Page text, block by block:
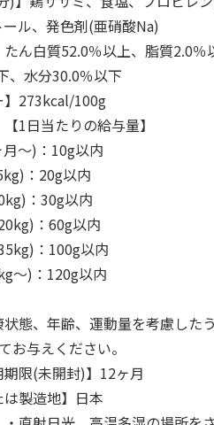
レ 飛び散
円
・税込)
獣医師開発 ニオイ
レー
1,550円
(送料別・税込)
…
ル、発色剤(亜硝酸Na)
たん白質52.0％以上、脂質2.0％
、水分30.0％以下
】273kcal/100g
【1日当たりの給与量】
～)：10g以内
：20g以内
：30g以内
：60g以内
：100g以内
～)：120g以内
態、年齢、運動量を考慮した
お与えください。
期限(未開封)】12ヶ月
は製造地】日本